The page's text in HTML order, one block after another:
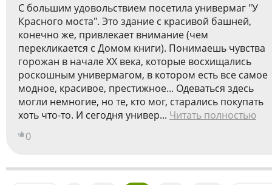
С большим удовольствием посетила универмаг "У
Красного моста". Это здание с красивой башней,
конечно же, привлекает внимание (чем
перекликается с Домом книги). Понимаешь чувства
горожан в начале ХХ века, которые восхищались
роскошным универмагом, в котором есть все самое
модное, красивое, престижное... Одеваться здесь
могли немногие, но те, кто мог, старались покупать
хоть что-то. И сегодня универ... Читать полностью
0